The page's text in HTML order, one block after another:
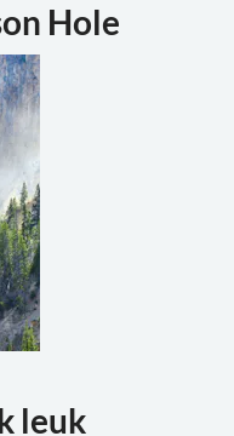
Hole
leuk